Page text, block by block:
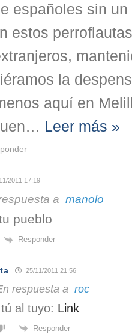
españoles sin
estos
la
aquí en
… Leer más »
2011 17:19
a manolo
pueblo
Responder
25/11/2011 21:56
respuesta a roc
al tuyo: Link
Responder